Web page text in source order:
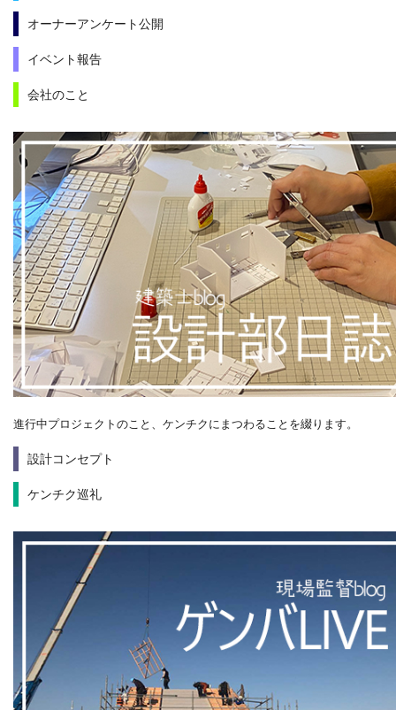
オーナーアンケート公開
イベント報告
会社のこと
進行中プロジェクトのこと、ケンチクにまつわることを綴ります。
設計コンセプト
ケンチク巡礼